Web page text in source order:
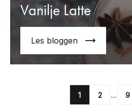
Vanilje Latte
Les bloggen
1 2 ... 9